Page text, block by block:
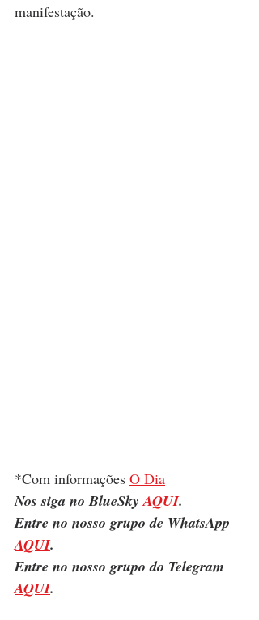
manifestação.
*Com informações O Dia
Nos siga no BlueSky AQUI.
Entre no nosso grupo de WhatsApp
AQUI.
Entre no nosso grupo do Telegram
AQUI.